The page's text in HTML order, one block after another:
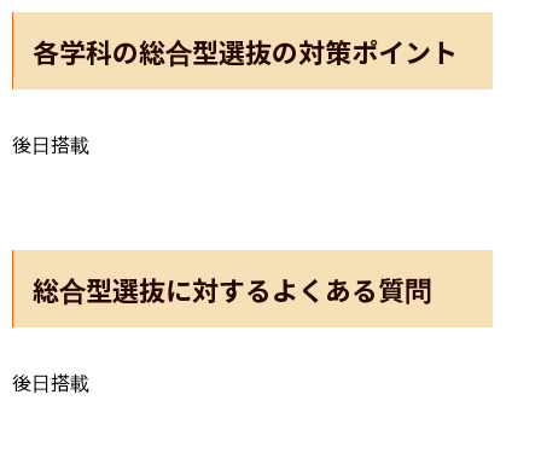
各学科の総合型選抜の対策ポイント
後日搭載
総合型選抜に対するよくある質問
後日搭載